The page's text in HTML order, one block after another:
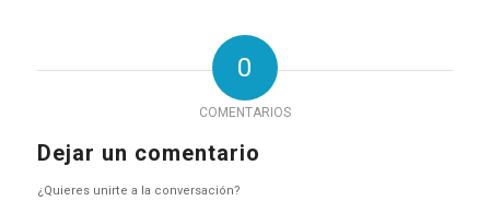
0
COMENTARIOS
Dejar un comentario
¿Quieres unirte a la conversación?